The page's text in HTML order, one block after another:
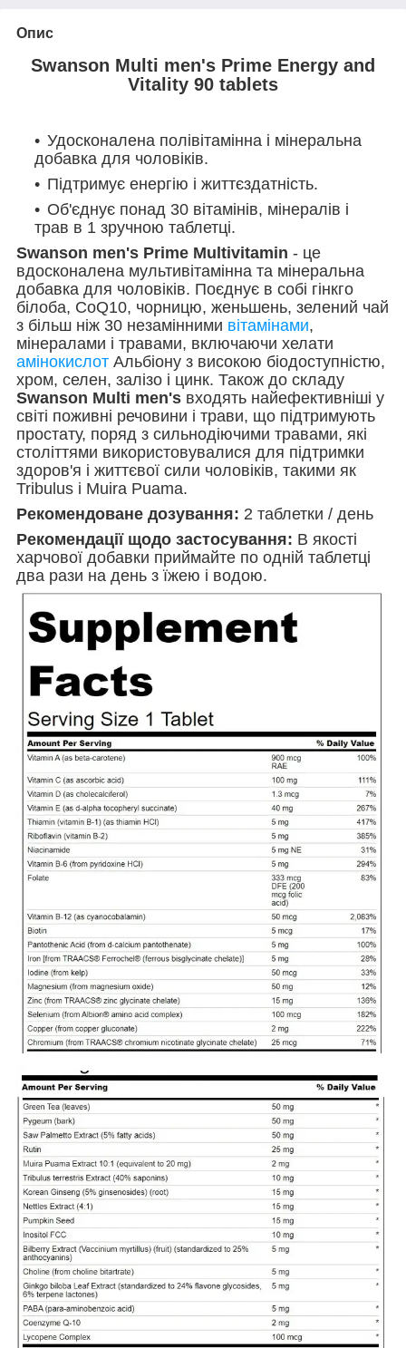
Опис
Swanson Multi men's Prime Energy and
Vitality 90 tablets
Удосконалена полівітамінна і мінеральна
добавка для чоловіків.
Підтримує енергію і життєздатність.
Об'єднує понад 30 вітамінів, мінералів і
трав в 1 зручною таблетці.
Swanson men's Prime Multivitamin - це
вдосконалена мультивітамінна та мінеральна
добавка для чоловіків. Поєднує в собі гінкго
білоба, CoQ10, чорницю, женьшень, зелений чай
з більш ніж 30 незамінними вітамінами,
мінералами і травами, включаючи хелати
амінокислот Альбіону з високою біодоступністю,
хром, селен, залізо і цинк. Також до складу
Swanson Multi men's входять найефективніші у
світі поживні речовини і трави, що підтримують
простату, поряд з сильнодіючими травами, які
століттями використовувалися для підтримки
здоров'я і життєвої сили чоловіків, такими як
Tribulus і Muira Puama.
Рекомендоване дозування: 2 таблетки / день
Рекомендації щодо застосування: В якості
харчової добавки приймайте по одній таблетці
два рази на день з їжею і водою.